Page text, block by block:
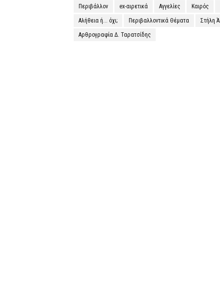
Περιβάλλον ex-αιρετικά Αγγελίες Καιρός
Αλήθεια ή... όχι; Περιβαλλοντικά Θέματα Στήλη
Αρθρογραφία Δ. Ταρατσίδης